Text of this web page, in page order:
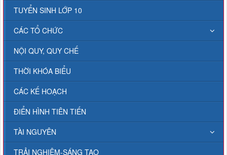
TUYỂN SINH LỚP 10
CÁC TỔ CHỨC
NỘI QUY, QUY CHẾ
THỜI KHÓA BIỂU
CÁC KẾ HOẠCH
ĐIỂN HÌNH TIÊN TIẾN
TÀI NGUYÊN
TRẢI NGHIỆM-SÁNG TẠO